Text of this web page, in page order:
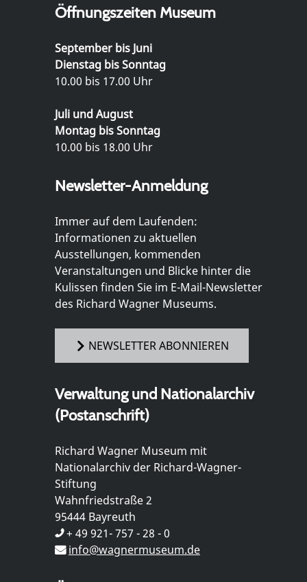
Öffnungszeiten Museum
September bis Juni
Dienstag bis Sonntag
10.00 bis 17.00 Uhr
Juli und August
Montag bis Sonntag
10.00 bis 18.00 Uhr
Newsletter-Anmeldung
Immer auf dem Laufenden:
Informationen zu aktuellen
Ausstellungen, kommenden
Veranstaltungen und Blicke hinter die
Kulissen finden Sie im E-Mail-Newsletter
des Richard Wagner Museums.
NEWSLETTER ABONNIEREN
Verwaltung und Nationalarchiv
(Postanschrift)
Richard Wagner Museum mit
Nationalarchiv der Richard-Wagner-
Stiftung
Wahnfriedstraße 2
95444 Bayreuth
+ 49 921- 757 - 28 - 0
info@wagnermuseum.de